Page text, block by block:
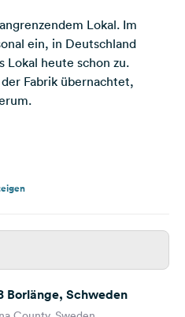
Lokal. Im
ein, in Deutschland
Lokal heute schon zu.
Fabrik übernachtet,
Borlänge, Schweden